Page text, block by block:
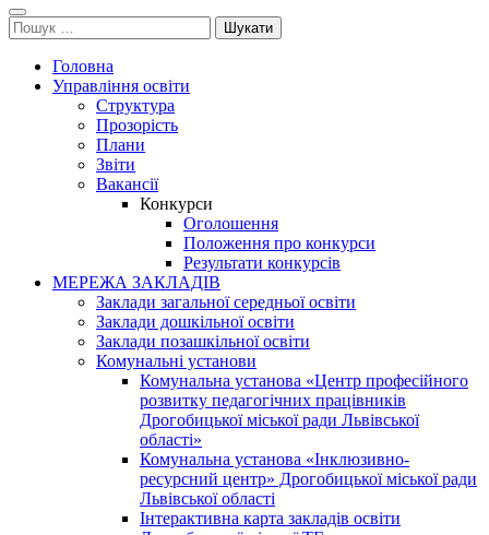
Дрогобицької міської територіальної громади Львівської області
Пошук:
Головна
Управління освіти
Структура
Прозорість
Плани
Звіти
Вакансії
Конкурси
Оголошення
Положення про конкурси
Результати конкурсів
МЕРЕЖА ЗАКЛАДІВ
Заклади загальної середньої освіти
Заклади дошкільної освіти
Заклади позашкільної освіти
Комунальні установи
Комунальна установа «Центр професійного
розвитку педагогічних працівників
Дрогобицької міської ради Львівської
області»
Комунальна установа «Інклюзивно-
ресурсний центр» Дрогобицької міської ради
Львівської області
Інтерактивна карта закладів освіти